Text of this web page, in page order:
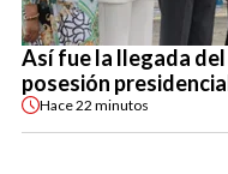
Así fue la llegada del
posesión
Hace22 minutos